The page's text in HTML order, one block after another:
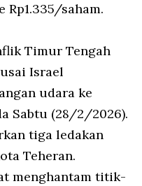
Rp1.335/saham.
Timur Tengah
Israel
udara ke
Sabtu (28/2/2026).
tiga ledakan
Teheran.
menghantam titik-